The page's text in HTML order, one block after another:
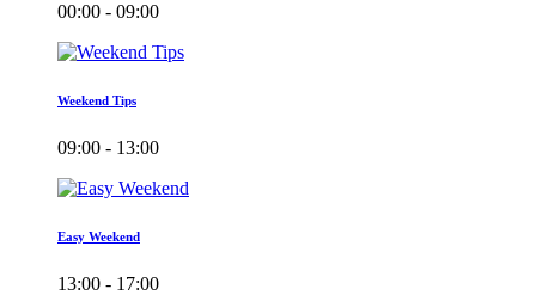
00:00 - 09:00
Weekend Tips
09:00 - 13:00
Easy Weekend
13:00 - 17:00